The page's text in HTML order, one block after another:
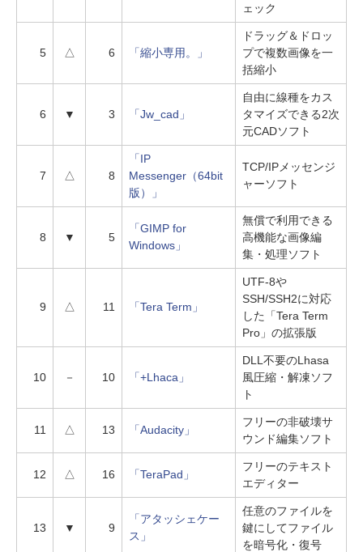
ェック
5 △ 6 「縮小専用。」
ドラッグ＆ドロッ
プで複数画像を一
括縮小
6 ▼ 3 「Jw_cad」
自由に線種をカス
タマイズできる2次
元CADソフト
7 △ 8
「IP
Messenger（64bit
版）」
TCP/IPメッセンジ
ャーソフト
8 ▼ 5
「GIMP for
Windows」
無償で利用できる
高機能な画像編
集・処理ソフト
9 △ 11 「Tera Term」
UTF-8や
SSH/SSH2に対応
した「Tera Term
Pro」の拡張版
10 － 10 「+Lhaca」
DLL不要のLhasa
風圧縮・解凍ソフ
ト
11 △ 13 「Audacity」
フリーの非破壊サ
ウンド編集ソフト
12 △ 16 「TeraPad」
フリーのテキスト
エディター
13 ▼ 9
「アタッシェケー
ス」
任意のファイルを
鍵にしてファイル
を暗号化・復号